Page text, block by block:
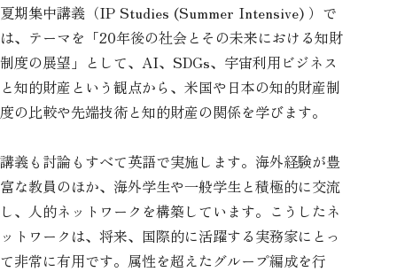
夏期集中講義（IP Studies (Summer Intensive) ）で
は、テーマを「20年後の社会とその未来における知財
制度の展望」として、AI、SDGs、宇宙利用ビジネス
と知的財産という観点から、米国や日本の知的財産制
度の比較や先端技術と知的財産の関係を学びます。
講義も討論もすべて英語で実施します。海外経験が豊
富な教員のほか、海外学生や一般学生と積極的に交流
し、人的ネットワークを構築しています。こうしたネ
ットワークは、将来、国際的に活躍する実務家にとっ
て非常に有用です。属性を超えたグループ編成を行